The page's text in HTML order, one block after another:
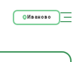
Иваново